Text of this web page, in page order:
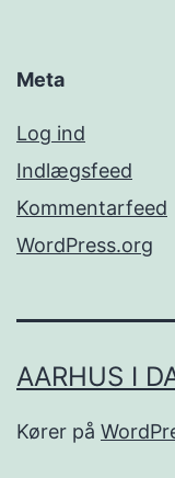
Meta
Log ind
Indlægsfeed
Kommentarfeed
WordPress.org
AARHUS I
Kører på